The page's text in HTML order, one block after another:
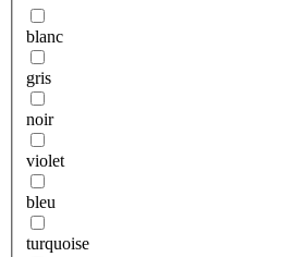
blanc
gris
noir
violet
bleu
turquoise